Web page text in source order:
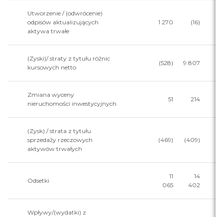
Utworzenie / (odwrócenie)
odpisów aktualizujących
aktywa trwałe
1 270 (16)
(Zyski)/ straty z tytułu różnic
kursowych netto
(528) 9 807
Zmiana wyceny
nieruchomości inwestycyjnych
51 214
(Zysk) / strata z tytułu
sprzedaży rzeczowych
aktywów trwałych
(469) (409)
Odsetki
11
065
14
402
Wpływy/(wydatki) z